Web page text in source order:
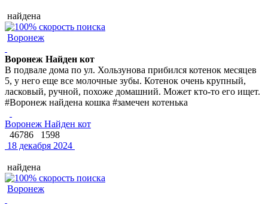
найдена
Воронеж
Воронеж Найден кот
В подвале дома по ул. Хользунова прибился котенок месяцев
5, у него еще все молочные зубы. Котенок очень крупный,
ласковый, ручной, похоже домашний. Может кто-то его ищет.
#Воронеж найдена кошка #замечен котенька
Воронеж Найден кот
46786
1598
18 декабря 2024
найдена
Воронеж